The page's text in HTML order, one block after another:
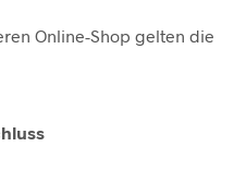
Online-Shop gelten die